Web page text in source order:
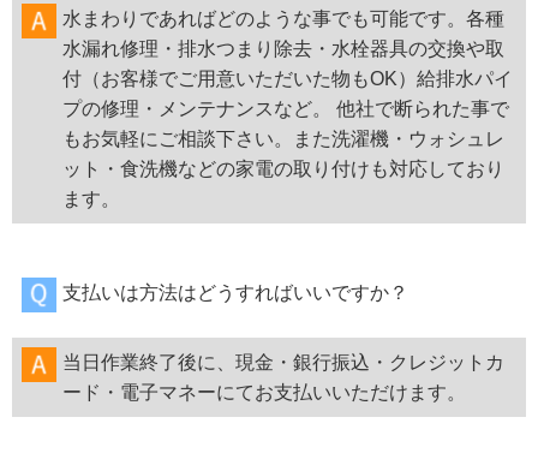
水まわりであればどのような事でも可能です。各種
水漏れ修理・排水つまり除去・水栓器具の交換や取
付（お客様でご用意いただいた物もOK）給排水パイ
プの修理・メンテナンスなど。 他社で断られた事で
もお気軽にご相談下さい。また洗濯機・ウォシュレ
ット・食洗機などの家電の取り付けも対応しており
ます。
支払いは方法はどうすればいいですか？
当日作業終了後に、現金・銀行振込・クレジットカ
ード・電子マネーにてお支払いいただけます。